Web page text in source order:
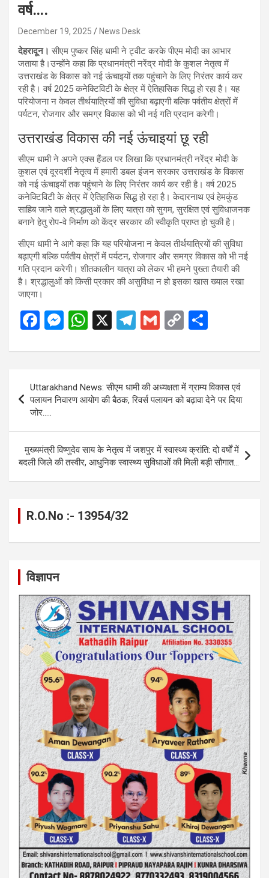
वर्ष….
December 19, 2025 News Desk
देहरादून। सीएम पुष्कर सिंह धामी ने ट्वीट करके पीएम मोदी का आभार
जताया है।उन्होंने कहा कि प्रधानमंत्री नरेंद्र मोदी के कुशल नेतृत्व में
उत्तराखंड के विकास को नई ऊंचाइयों तक पहुंचाने के लिए निरंतर कार्य कर
रही है। वर्ष 2025 कनेक्टिविटी के क्षेत्र में ऐतिहासिक सिद्ध हो रहा है। यह
परियोजना न केवल तीर्थयात्रियों की सुविधा बढ़ाएगी बल्कि पर्वतीय क्षेत्रों में
पर्यटन, रोजगार और समग्र विकास को भी नई गति प्रदान करेगी।
उत्तराखंड विकास की नई ऊंचाइयां छू रही
सीएम धामी ने अपने एक्स हैंडल पर लिखा कि प्रधानमंत्री नरेंद्र मोदी के
कुशल एवं दूरदर्शी नेतृत्व में हमारी डबल इंजन सरकार उत्तराखंड के विकास
को नई ऊंचाइयों तक पहुंचाने के लिए निरंतर कार्य कर रही है। वर्ष 2025
कनेक्टिविटी के क्षेत्र में ऐतिहासिक सिद्ध हो रहा है। केदारनाथ एवं हेमकुंड
साहिब जाने वाले श्रद्धालुओं के लिए यात्रा को सुगम, सुरक्षित एवं सुविधाजनक
बनाने हेतु रोप-वे निर्माण को केंद्र सरकार की स्वीकृति प्राप्त हो चुकी है।
सीएम धामी ने आगे कहा कि यह परियोजना न केवल तीर्थयात्रियों की सुविधा
बढ़ाएगी बल्कि पर्वतीय क्षेत्रों में पर्यटन, रोजगार और समग्र विकास को भी नई
गति प्रदान करेगी। शीतकालीन यात्रा को लेकर भी हमने पुख्ता तैयारी की
है। श्रद्धालुओं को किसी प्रकार की असुविधा न हो इसका खास ख्याल रखा
जाएगा।
F
ce
o
o
k
M
se
g
W
at
A
p
X
T
e
gr
a
G
ail
C
py
Li
n
ar
e
navigation
Uttarakhand News: सीएम धामी की अध्यक्षता में ग्राम्य विकास एवं
पलायन निवारण आयोग की बैठक, रिवर्स पलायन को बढ़ावा देने पर दिया
जोर…..
मुख्यमंत्री विष्णुदेव साय के नेतृत्व में जशपुर में स्वास्थ्य क्रांति: दो वर्षों में
बदली जिले की तस्वीर, आधुनिक स्वास्थ्य सुविधाओं की मिली बड़ी सौगात…
R.O.No :- 13954/32
विज्ञापन